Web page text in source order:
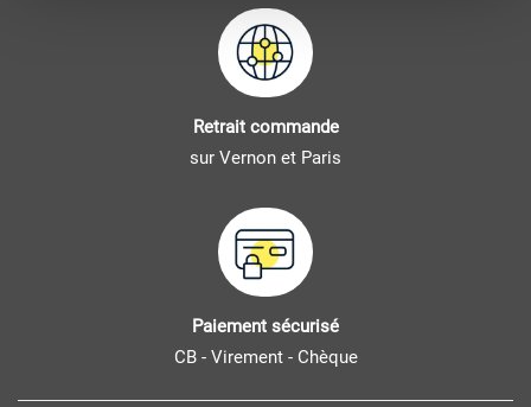
Retrait commande
sur Vernon et Paris
Paiement sécurisé
CB - Virement - Chèque